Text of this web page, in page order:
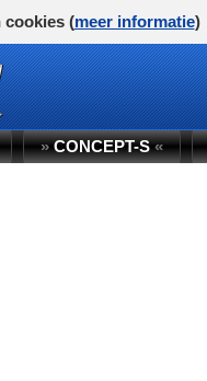
»CONCEPT-S«
cookies (meer informatie)